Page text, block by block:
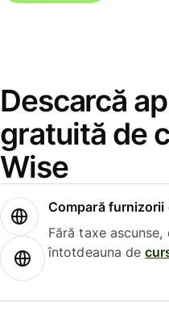
Descarcă
gratuită de
Wise
Compară furnizorii
Fără taxe
întotdeauna de